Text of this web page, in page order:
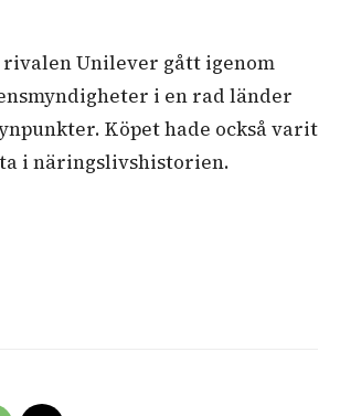
rivalen Unilever gått igenom
i en rad länder
Köpet hade också varit
i näringslivshistorien.